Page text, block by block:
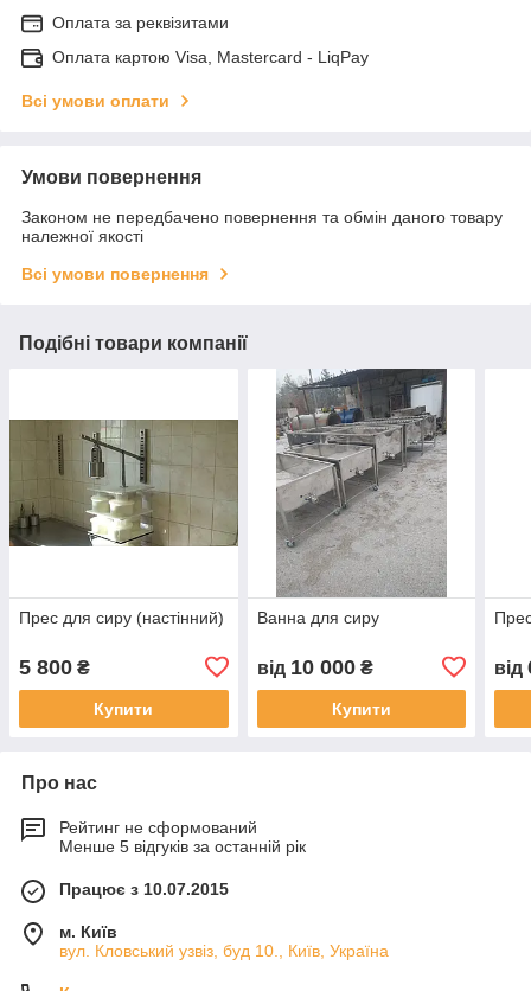
Оплата за реквізитами
Оплата картою Visa, Mastercard - LiqPay
Всі умови оплати
Умови повернення
Законом не передбачено повернення та обмін даного товару
належної якості
Всі умови повернення
Подібні товари компанії
Прес для сиру (настінний)
5 800 ₴
Купити
Ванна для сиру
від 10 000₴
Купити
від
Про нас
Рейтинг не сформований
Менше 5 відгуків за останній рік
Працює з 10.07.2015
м. Київ
вул. Кловський узвіз, буд 10., Київ, Україна